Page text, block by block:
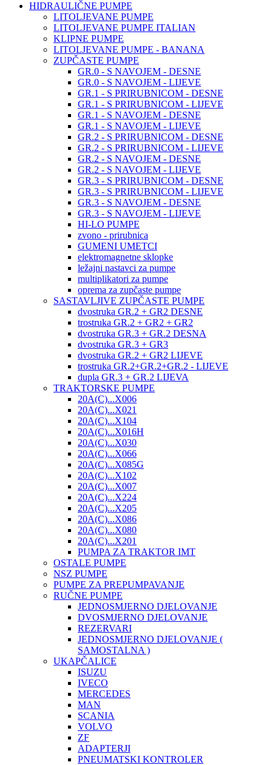
HIDRAULIČNE PUMPE
LITOLJEVANE PUMPE
LITOLJEVANE PUMPE ITALIAN
KLIPNE PUMPE
LITOLJEVANE PUMPE - BANANA
ZUPČASTE PUMPE
GR.0 - S NAVOJEM - DESNE
GR.0 - S NAVOJEM - LIJEVE
GR.1 - S PRIRUBNICOM - DESNE
GR.1 - S PRIRUBNICOM - LIJEVE
GR.1 - S NAVOJEM - DESNE
GR.1 - S NAVOJEM - LIJEVE
GR.2 - S PRIRUBNICOM - DESNE
GR.2 - S PRIRUBNICOM - LIJEVE
GR.2 - S NAVOJEM - DESNE
GR.2 - S NAVOJEM - LIJEVE
GR.3 - S PRIRUBNICOM - DESNE
GR.3 - S PRIRUBNICOM - LIJEVE
GR.3 - S NAVOJEM - DESNE
GR.3 - S NAVOJEM - LIJEVE
HI-LO PUMPE
zvono - prirubnica
GUMENI UMETCI
elektromagnetne sklopke
ležajni nastavci za pumpe
multiplikatori za pumpe
oprema za zupčaste pumpe
SASTAVLJIVE ZUPČASTE PUMPE
dvostruka GR.2 + GR2 DESNE
trostruka GR.2 + GR2 + GR2
dvostruka GR.3 + GR.2 DESNA
dvostruka GR.3 + GR3
dvostruka GR.2 + GR2 LIJEVE
trostruka GR.2+GR.2+GR.2 - LIJEVE
dupla GR.3 + GR.2 LIJEVA
TRAKTORSKE PUMPE
20A(C)...X006
20A(C)...X021
20A(C)...X104
20A(C)...X016H
20A(C)...X030
20A(C)...X066
20A(C)...X085G
20A(C)...X102
20A(C)...X007
20A(C)...X224
20A(C)...X205
20A(C)...X086
20A(C)...X080
20A(C)...X201
PUMPA ZA TRAKTOR IMT
OSTALE PUMPE
NSZ PUMPE
PUMPE ZA PREPUMPAVANJE
RUČNE PUMPE
JEDNOSMJERNO DJELOVANJE
DVOSMJERNO DJELOVANJE
REZERVARI
JEDNOSMJERNO DJELOVANJE (
SAMOSTALNA )
UKAPČALICE
ISUZU
IVECO
MERCEDES
MAN
SCANIA
VOLVO
ZF
ADAPTERJI
PNEUMATSKI KONTROLER